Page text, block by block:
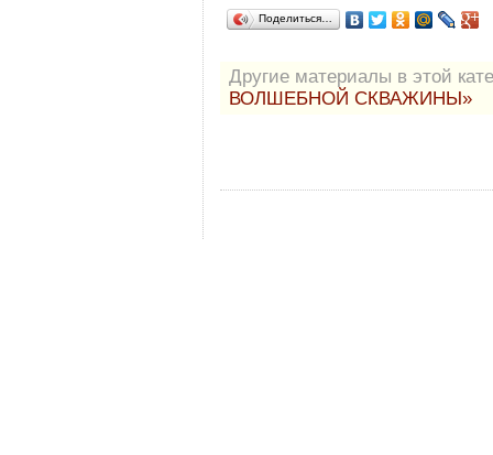
Поделиться…
Другие материалы в этой
ВОЛШЕБНОЙ СКВАЖИНЫ»